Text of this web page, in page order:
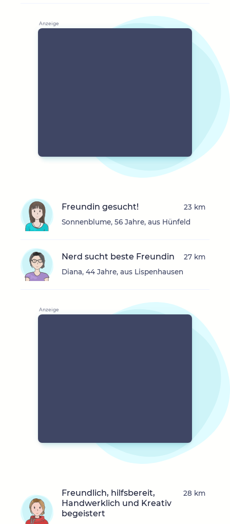
Freundin gesucht!
Sonnenblume, 56 Jahre, aus Hünfeld
23 km
Nerd sucht beste Freundin
Diana, 44 Jahre, aus Lispenhausen
27 km
Freundlich, hilfsbereit,
Handwerklich und Kreativ
begeistert
28 km